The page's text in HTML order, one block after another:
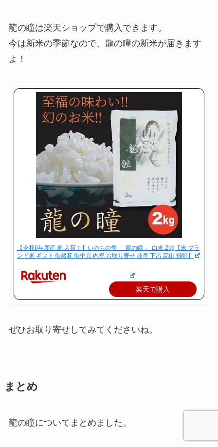
龍の瞳は楽天ショップで購入できます。
今は新米の季節なので、龍の瞳の新米が届きます
よ！
【令和6年度産 米 入荷！】いのちの壱 「 龍の瞳 」 白米 2kg【米 ブラ
ンド米 ギフト 御歳暮 御中元 内祝 お取り寄せ 岐阜 下呂 高山 飛騨】
楽天で購入
ぜひお取り寄せしてみてくださいね。
まとめ
龍の瞳についてまとめました。